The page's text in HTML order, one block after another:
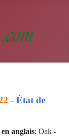
- État de
anglais: Oak -